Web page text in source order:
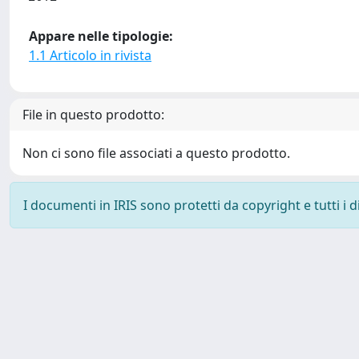
Appare nelle tipologie:
1.1 Articolo in rivista
File in questo prodotto:
Non ci sono file associati a questo prodotto.
I documenti in IRIS sono protetti da copyright e tutti i